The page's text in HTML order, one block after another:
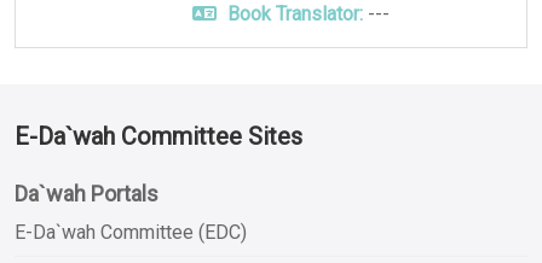
Book Translator:---
E-Da`wah Committee Sites
Da`wah Portals
E-Da`wah Committee (EDC)